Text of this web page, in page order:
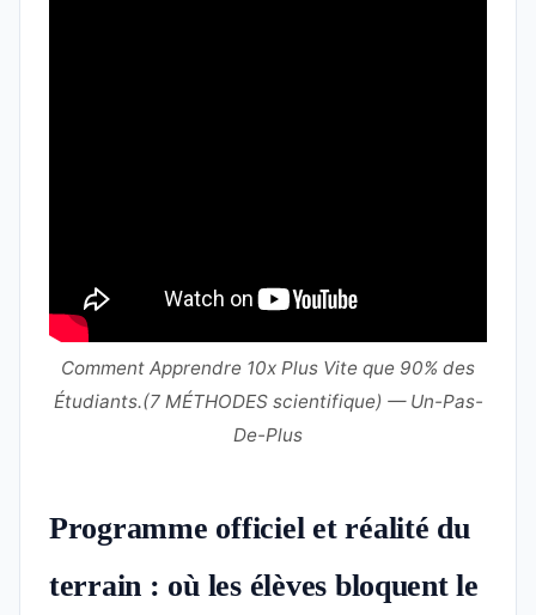
Comment Apprendre 10x Plus Vite que 90% des
Étudiants.(7 MÉTHODES scientifique) — Un-Pas-
De-Plus
Programme officiel et réalité du
terrain : où les élèves bloquent le